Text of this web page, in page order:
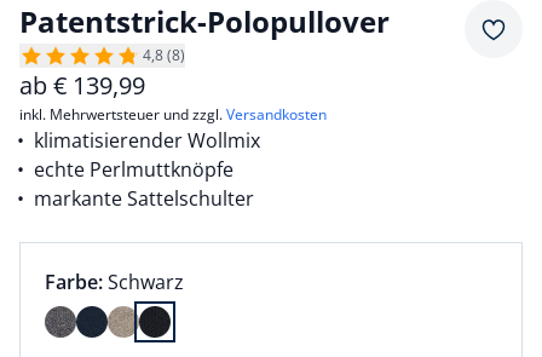
Patentstrick-Polopullover
4,8 (8)
ab€ 139,99
inkl. Mehrwertsteuer und zzgl.Versandkosten
klimatisierender Wollmix
echte Perlmuttknöpfe
markante Sattelschulter
Farbauswahl:
Farbe:aktuell ausgewählt:
Schwarz
Farbe Schwarz ausgewählt